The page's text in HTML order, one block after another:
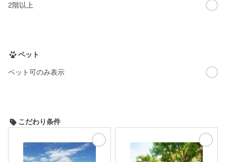
2階以上
ペット
ペット可のみ表示
こだわり条件